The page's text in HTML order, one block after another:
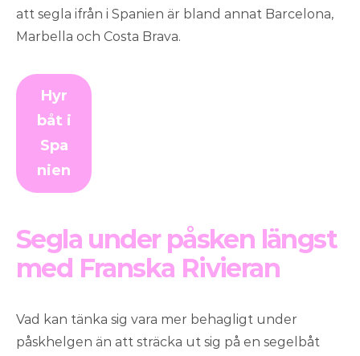
att segla ifrån i Spanien är bland annat Barcelona,
Marbella och Costa Brava.
Hyr
båt i
Spa
nien
Segla under påsken längst
med Franska Rivieran
Vad kan tänka sig vara mer behagligt under
påskhelgen än att sträcka ut sig på en segelbåt